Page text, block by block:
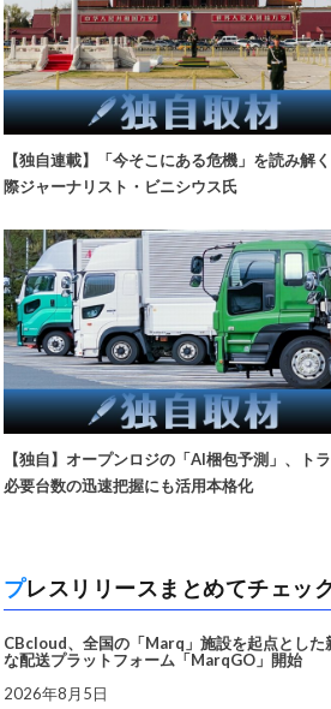
【独自連載】「今そこにある危機」を読み解
際ジャーナリスト・ビニシウス氏
【独自】オープンロジの「AI梱包予測」、ト
必要台数の迅速把握にも活用本格化
プレスリリースまとめてチェッ
CBcloud、全国の「Marq」施設を起点とした
な配送プラットフォーム「MarqGO」開始
2026年8月5日